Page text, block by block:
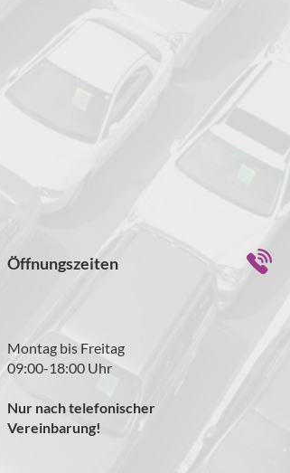
Öffnungszeiten
Montag bis Freitag
09:00-18:00 Uhr
Nur nach telefonischer
Vereinbarung!